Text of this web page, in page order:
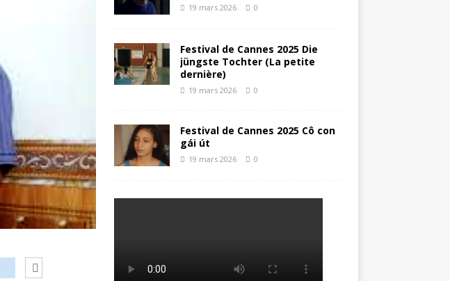
19 mars 2026 0
Festival de Cannes 2025 Die
jüngste Tochter (La petite
dernière)
19 mars 2026 0
Festival de Cannes 2025 Cô con
gái út
19 mars 2026 0